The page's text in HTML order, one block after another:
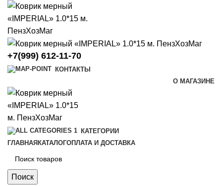
+7(999) 612-11-70
КОНТАКТЫ
О МАГАЗИНЕ
КАТЕГОРИИ
ГЛАВНАЯ КАТАЛОГОПЛАТА И ДОСТАВКА
Поиск